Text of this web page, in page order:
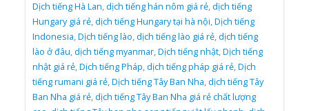
Dịch tiếng Hà Lan,dịch tiếng hán nôm giá rẻ,dịch tiếng
Hungary giá rẻ,dịch tiếng Hungary tại hà nội,Dịch tiếng
Indonesia,Dịch tiếng lào,dịch tiếng lào giá rẻ,dịch tiếng
lào ở đâu,dịch tiếng myanmar,Dịch tiếng nhật,Dịch tiếng
nhật giá rẻ,Dịch tiếng Pháp,dịch tiếng pháp giá rẻ,Dịch
tiếng rumani giá rẻ,Dịch tiếng Tây Ban Nha,dịch tiếng Tây
Ban Nha giá rẻ,dịch tiếng Tây Ban Nha giá rẻ chất lượng